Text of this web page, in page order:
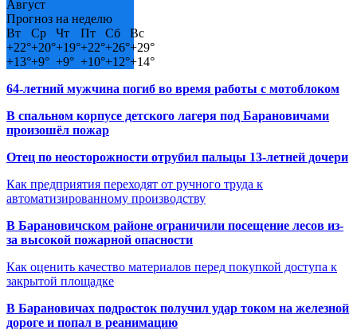
Август
Прогноз на неделю
Вт
Ср Чт Пт Сб
Вс
+22°+20°+19°+22°+26°+29°
+13°+9° +9° +10°+12°+14°
64-летний мужчина погиб во время работы с мотоблоком
В спальном корпусе детского лагеря под Барановичами
произошёл пожар
Отец по неосторожности отрубил пальцы 13-летней дочери
Как предприятия переходят от ручного труда к
автоматизированному производству
В Барановичском районе ограничили посещение лесов из-
за высокой пожарной опасности
Как оценить качество материалов перед покупкой доступа к
закрытой площадке
В Барановичах подросток получил удар током на железной
дороге и попал в реанимацию